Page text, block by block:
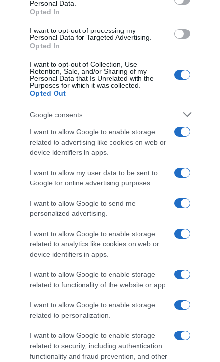
Personal Data.
Opted In
I want to opt-out of processing my
Personal Data for Targeted Advertising.
Opted In
I want to opt-out of Collection, Use,
Retention, Sale, and/or Sharing of my
Personal Data that Is Unrelated with the
Purposes for which it was collected.
Opted Out
Google consents
I want to allow Google to enable storage
related to advertising like cookies on web or
device identifiers in apps.
I want to allow my user data to be sent to
Google for online advertising purposes.
I want to allow Google to send me
personalized advertising.
I want to allow Google to enable storage
related to analytics like cookies on web or
device identifiers in apps.
I want to allow Google to enable storage
related to functionality of the website or app.
I want to allow Google to enable storage
related to personalization.
I want to allow Google to enable storage
related to security, including authentication
functionality and fraud prevention, and other
Le mercato de l’OL vu par supporter-lyonnais.fr
FOOTBALL